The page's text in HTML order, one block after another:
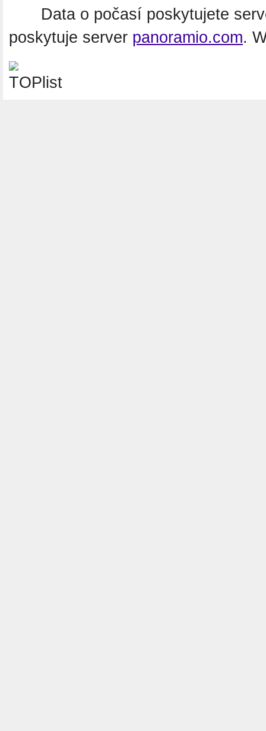
Data o počasí poskytujete
poskytuje server panoramio.com.